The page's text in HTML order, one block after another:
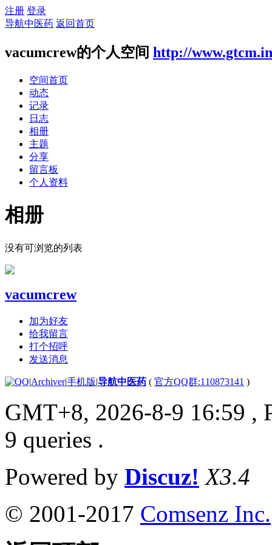
注册 登录
导航中医药 返回首页
vacumcrew的个人空间 http://
空间首页
动态
记录
日志
相册
主题
分享
留言板
个人资料
相册
没有可浏览的列表
vacumcrew
加为好友
给我留言
打个招呼
发送消息
|Archiver|手机版|导航中医药 ( 官方QQ群:110873141 )
GMT+8, 2026-8-9 16:59 ,
9 queries .
Powered by Discuz! X3.4
© 2001-2017 Comsenz Inc.